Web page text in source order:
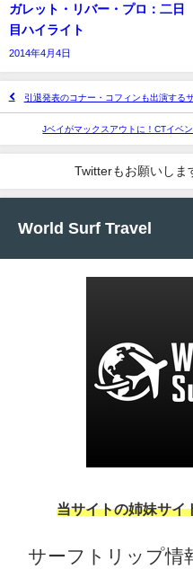
ガレット・リバー・プロ：二日
目ハイライト
2014年4月4日
引退発表のコナー・コフィンも出演する
Jベイがマックスアウトに！CTイベ
Twitterもお願いしま
World Surf Travel
当サイトの姉妹サ
サーフトリップ情